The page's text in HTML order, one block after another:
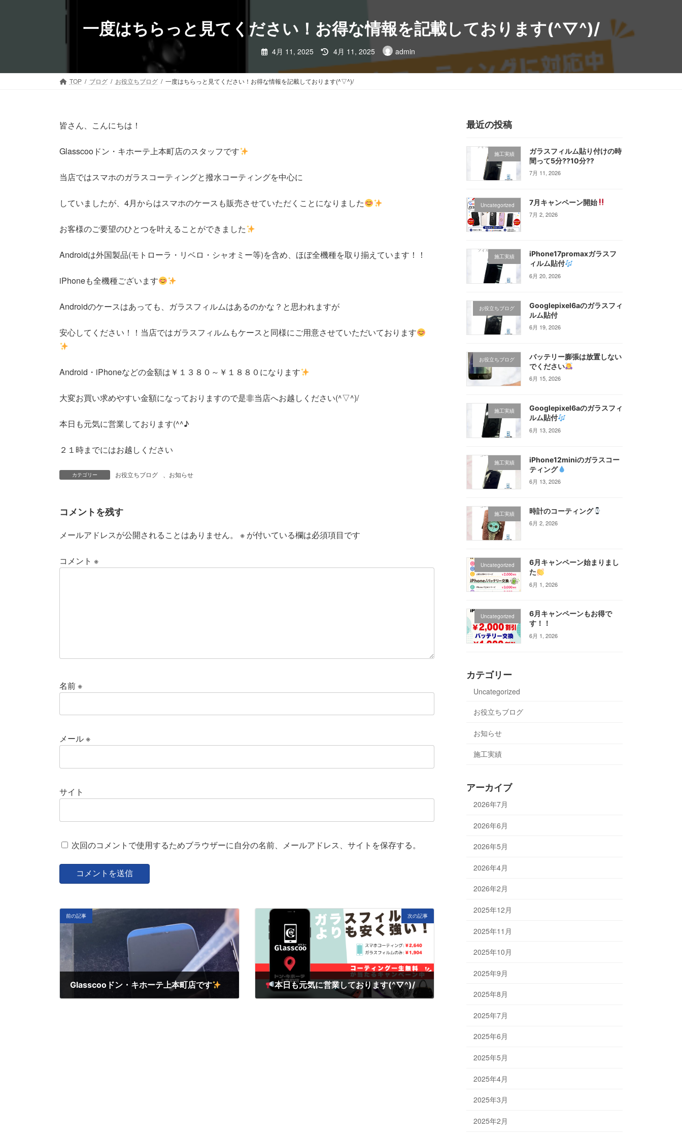
TOP料金・サービスお役立ちブログ アクセスお問い合わせ
一度はちらっと見てください！お得な情報を記載しております(^▽^)/
4月 11, 2025 最
終
新
日
時
4月 11, 2025 admin
TOP ブログ お役立ちブログ 一度はちらっと見てください！お得な情報を記載しております(^▽^)/
皆さん、こんにちは！
Glasscooドン・キホーテ上本町店のスタッフです
当店ではスマホのガラスコーティングと撥水コーティングを中心に
していましたが、4月からはスマホのケースも販売させていただくことになりました
お客様のご要望のひとつを叶えることができました
Androidは外国製品(モトローラ・リベロ・シャオミー等)を含め、ほぼ全機種を取り揃えています！！
iPhoneも全機種ございます
Androidのケースはあっても、ガラスフィルムはあるのかな？と思われますが
安心してください！！当店ではガラスフィルムもケースと同様にご用意させていただいております
Android・iPhoneなどの金額は￥１３８０～￥１８８０になります
大変お買い求めやすい金額になっておりますので是非当店へお越しください(^▽^)/
本日も元気に営業しております(^^♪
２１時までにはお越しください
カテゴリー お役立ちブログ お知らせ
コメントを残す
メールアドレスが公開されることはありません。 ※ が付いている欄は必須項目です
コメント ※
名前※
メール※
サイト
次回のコメントで使用するためブラウザーに自分の名前、メールアドレス、サイトを保存する。
前の記事
Glasscooドン・キホーテ上本町店です
次の記事
本日も元気に営業しております(^▽^)/
最近の投稿
施工実績
ガラスフィルム貼り付けの時
間って5分⁇10分⁇
7月 11, 2026
Uncategorized 7月キャンペーン開始
7月 2, 2026
施工実績
iPhone17promaxガラスフ
ィルム貼付
6月 20, 2026
お役立ちブログ
Googlepixel6aのガラスフィ
ルム貼付
6月 19, 2026
お役立ちブログ
バッテリー膨張は放置しない
でください
6月 15, 2026
施工実績
Googlepixel6aのガラスフィ
ルム貼付
6月 13, 2026
施工実績
iPhone12miniのガラスコー
ティング‪
6月 13, 2026
施工実績 時計のコーティング
6月 2, 2026
Uncategorized
6月キャンペーン始まりまし
た
6月 1, 2026
Uncategorized
6月キャンペーンもお得で
す！！
6月 1, 2026
カテゴリー
Uncategorized
お役立ちブログ
お知らせ
施工実績
アーカイブ
2026年7月
2026年6月
2026年5月
2026年4月
2026年2月
2025年12月
2025年11月
2025年10月
2025年9月
2025年8月
2025年7月
2025年6月
2025年5月
2025年4月
2025年3月
2025年2月